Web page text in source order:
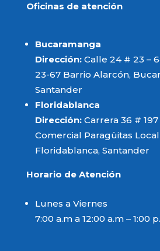
Oficinas de atención
Bucaramanga
Dirección: Calle 24 # 23 –
23-67 Barrio Alarcón,
Santander
Floridablanca
Dirección: Carrera 36 #
Comercial Paragüitas Local
Floridablanca, Santander
Horario de Atención
Lunes a Viernes
7:00 a.m a 12:00 a.m – 1:00